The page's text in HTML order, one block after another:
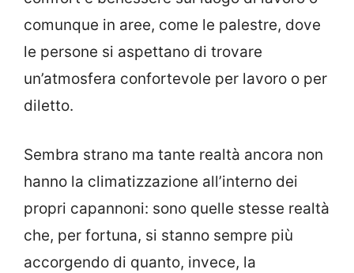
comunque in aree, come le palestre, dove
le persone si aspettano di trovare
un’atmosfera confortevole per lavoro o per
diletto.
Sembra strano ma tante realtà ancora non
hanno la climatizzazione all’interno dei
propri capannoni: sono quelle stesse realtà
che, per fortuna, si stanno sempre più
accorgendo di quanto, invece, la